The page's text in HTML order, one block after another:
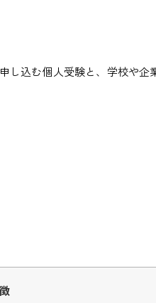
し込む個人受験と、学校や企